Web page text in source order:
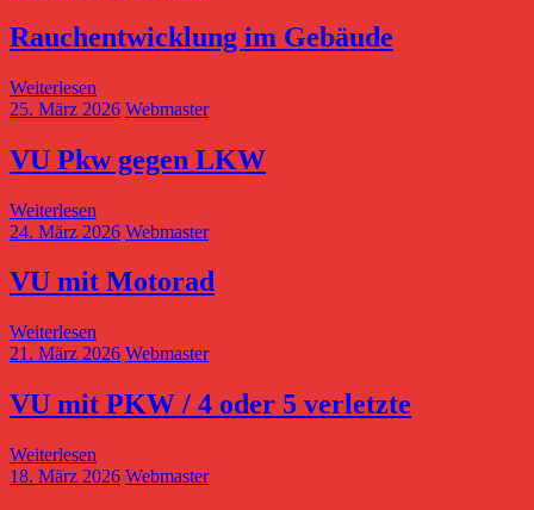
Rauchentwicklung im Gebäude
Weiterlesen
25. März 2026 Webmaster
VU Pkw gegen LKW
Weiterlesen
24. März 2026 Webmaster
VU mit Motorad
Weiterlesen
21. März 2026 Webmaster
VU mit PKW / 4 oder 5 verletzte
Weiterlesen
18. März 2026 Webmaster